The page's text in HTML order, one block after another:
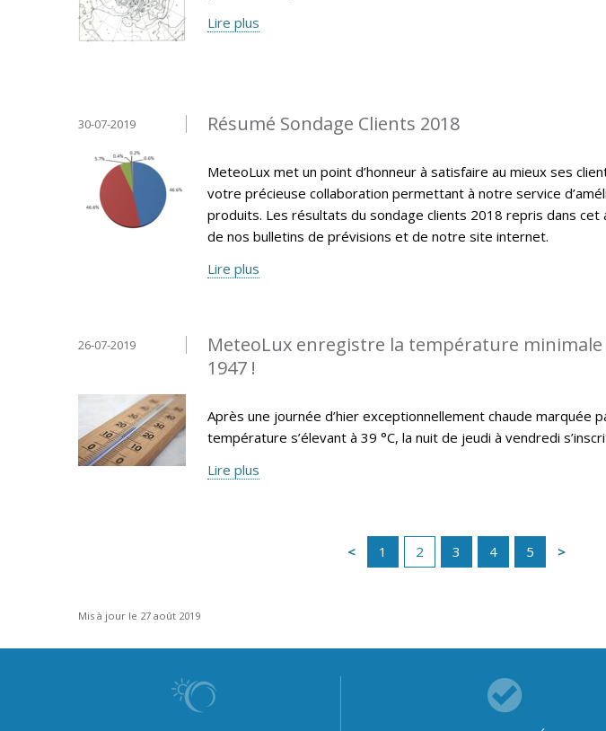
Lire plus
Résumé Sondage Clients 2018
30-07-2019
MeteoLux met un point d’honneur à satisfaire au mieux ses
votre précieuse collaboration permettant à notre service
produits. Les résultats du sondage clients 2018 repris dans cet
de nos bulletins de prévisions et de notre site internet.
Lire plus
MeteoLux enregistre la température minimale
1947 !
26-07-2019
Après une journée d’hier exceptionnellement chaude marquée
température s’élevant à 39 °C, la nuit de jeudi à vendredi
Lire plus
1 2 3 4 5
Mis à jour le 27 août 2019